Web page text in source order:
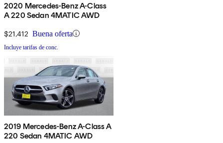
2020 Mercedes-Benz A-Class
A 220 Sedan 4MATIC AWD
$21,412 Buena oferta
Incluye tarifas de conc.
2019 Mercedes-Benz A-Class A
220 Sedan 4MATIC AWD